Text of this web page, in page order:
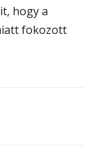
hogy a
fokozott